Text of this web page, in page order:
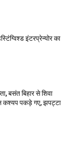
इंटरप्रेन्योर का
बसंत बिहार से शिवा
कश्यप पकड़े गए, झपट्टा